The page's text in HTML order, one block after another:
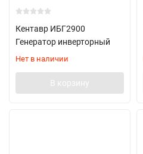
Кентавр ИБГ2900
Генератор инверторный
Нет в наличии
В корзину